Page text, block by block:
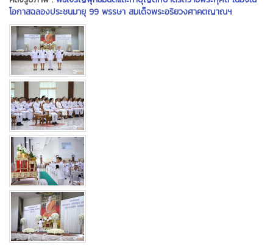
โอกาสฉลองประชนมายุ 99 พรรษา สมเด็จพระอริยวงศาคตญาณฯ